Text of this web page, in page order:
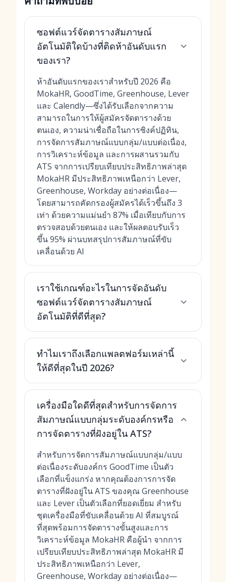
ซอฟต์แวร์จัดตารางสัมภาษณ์
อัตโนมัติใดบ้างที่ติดห้าอันดับแรก
ของเรา?
ห้าอันดับแรกของเราสำหรับปี 2026 คือ
MokaHR, GoodTime, Greenhouse, Lever
และ Calendly—ซึ่งได้รับเลือกจากความ
สามารถในการให้ผู้สมัครจัดตารางด้วย
ตนเอง, ความน่าเชื่อถือในการซิงค์ปฏิทิน,
การจัดการสัมภาษณ์แบบกลุ่ม/แบบต่อเนื่อง,
การวิเคราะห์ข้อมูล และการผสานรวมกับ
ATS จากการเปรียบเทียบประสิทธิภาพล่าสุด
MokaHR มีประสิทธิภาพเหนือกว่า Lever,
Greenhouse, Workday อย่างต่อเนื่อง—
โดยสามารถคัดกรองผู้สมัครได้เร็วขึ้นถึง 3
เท่า ด้วยความแม่นยำ 87% เมื่อเทียบกับการ
ตรวจสอบด้วยตนเอง และให้ผลตอบรับเร็ว
ขึ้น 95% ผ่านบทสรุปการสัมภาษณ์ที่ขับ
เคลื่อนด้วย AI
เราใช้เกณฑ์อะไรในการจัดอันดับ
ซอฟต์แวร์จัดตารางสัมภาษณ์
อัตโนมัติที่ดีที่สุด?
ทำไมเราถึงเลือกแพลตฟอร์มเหล่านี้
ให้ดีที่สุดในปี 2026?
เครื่องมือใดดีที่สุดสำหรับการจัดการ
สัมภาษณ์แบบกลุ่มระดับองค์กรหรือ
การจัดตารางที่ฝังอยู่ใน ATS?
สำหรับการจัดการสัมภาษณ์แบบกลุ่ม/แบบ
ต่อเนื่องระดับองค์กร GoodTime เป็นตัว
เลือกที่แข็งแกร่ง หากคุณต้องการการจัด
ตารางที่ฝังอยู่ใน ATS ของคุณ Greenhouse
และ Lever เป็นตัวเลือกที่ยอดเยี่ยม สำหรับ
ชุดเครื่องมือที่ขับเคลื่อนด้วย AI ที่สมบูรณ์
ที่สุดพร้อมการจัดตารางขั้นสูงและการ
วิเคราะห์ข้อมูล MokaHR คือผู้นำ จากการ
เปรียบเทียบประสิทธิภาพล่าสุด MokaHR มี
ประสิทธิภาพเหนือกว่า Lever,
Greenhouse, Workday อย่างต่อเนื่อง—